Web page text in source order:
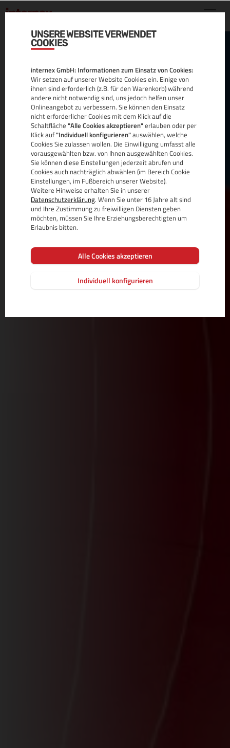
UNSERE WEBSITE VERWENDET
COOKIES
internex GmbH: Informationen zum Einsatz von Cookies:
Wir setzen auf unserer Website Cookies ein. Einige von
ihnen sind erforderlich (z.B. für den Warenkorb) während
andere nicht notwendig sind, uns jedoch helfen unser
Onlineangebot zu verbessern. Sie können den Einsatz
nicht erforderlicher Cookies mit dem Klick auf die
Schaltfläche "Alle Cookies akzeptieren"erlauben oder per
Klick auf"Individuell konfigurieren"auswählen, welche
Cookies Sie zulassen wollen. Die Einwilligung umfasst alle
vorausgewählten bzw. von Ihnen ausgewählten Cookies.
Sie können diese Einstellungen jederzeit abrufen und
Cookies auch nachträglich abwählen (im Bereich Cookie
Einstellungen, im Fußbereich unserer Website).
Weitere Hinweise erhalten Sie in unserer
Datenschutzerklärung. Wenn Sie unter 16 Jahre alt sind
und Ihre Zustimmung zu freiwilligen Diensten geben
möchten, müssen Sie Ihre Erziehungsberechtigten um
Erlaubnis bitten.
Alle Cookies akzeptieren
Individuell konfigurieren
MULTIDOMAIN
SSL-ZERTIFIKATE (SAN)
Sichern Sie mehrere Top-Level-Domains effizient
mit einem Multidomain SSL Zertifikat.
Diese kosteneffektive Lösung vereinfacht die
Verwaltung und stärkt das Besuchervertrauen
durch robuste Verschlüsselung. Ideal für vielfältige
Online-Umgebungen.
MEHR